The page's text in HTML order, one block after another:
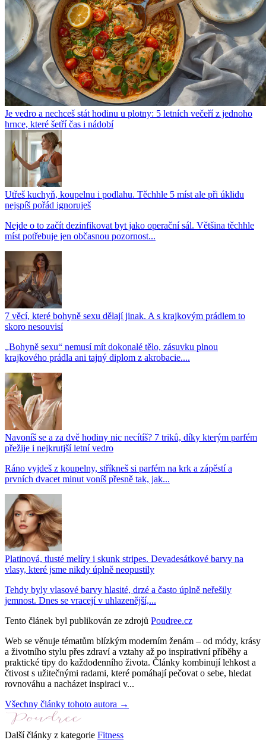
Je vedro a nechceš stát hodinu u plotny: 5 letních večeří z jednoho
hrnce, které šetří čas i nádobí
Utřeš kuchyň, koupelnu i podlahu. Těchhle 5 míst ale při úklidu
nejspíš pořád ignoruješ
Nejde o to začít dezinfikovat byt jako operační sál. Většina těchhle
míst potřebuje jen občasnou pozornost...
7 věcí, které bohyně sexu dělají jinak. A s krajkovým prádlem to
skoro nesouvisí
„Bohyně sexu“ nemusí mít dokonalé tělo, zásuvku plnou
krajkového prádla ani tajný diplom z akrobacie....
Navoníš se a za dvě hodiny nic necítíš? 7 triků, díky kterým parfém
přežije i nejkrutjší letní vedro
Ráno vyjdeš z koupelny, stříkneš si parfém na krk a zápěstí a
prvních dvacet minut voníš přesně tak, jak...
Platinová, tlusté melíry i skunk stripes. Devadesátkové barvy na
vlasy, které jsme nikdy úplně neopustily
Tehdy byly vlasové barvy hlasité, drzé a často úplně neřešily
jemnost. Dnes se vracejí v uhlazenější,...
Tento článek byl publikován ze zdrojů Poudree.cz
Web se věnuje tématům blízkým moderním ženám – od módy, krásy
a životního stylu přes zdraví a vztahy až po inspirativní příběhy a
praktické tipy do každodenního života. Články kombinují lehkost a
čtivost s užitečnými radami, které pomáhají pečovat o sebe, hledat
rovnováhu a nacházet inspiraci v...
Všechny články tohoto autora →
Další články z kategorie Fitness